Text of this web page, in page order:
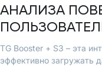
АНАЛИЗА
TG Booster + S3 – эта
эффективно загружать